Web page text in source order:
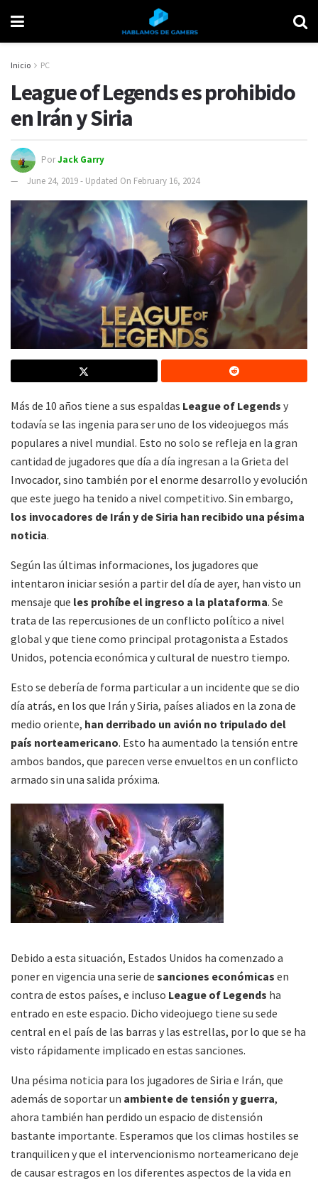
Inicio PC
League of Legends es prohibido
en Irán y Siria
PorJack Garry
June 24, 2019 - Updated On February 16, 2024
Más de 10 años tiene a sus espaldas League of Legends y
todavía se las ingenia para ser uno de los videojuegos más
populares a nivel mundial. Esto no solo se refleja en la gran
cantidad de jugadores que día a día ingresan a la Grieta del
Invocador, sino también por el enorme desarrollo y evolución
que este juego ha tenido a nivel competitivo. Sin embargo,
los invocadores de Irán y de Siria han recibido una pésima
noticia.
Según las últimas informaciones, los jugadores que
intentaron iniciar sesión a partir del día de ayer, han visto un
mensaje que les prohíbe el ingreso a la plataforma. Se
trata de las repercusiones de un conflicto político a nivel
global y que tiene como principal protagonista a Estados
Unidos, potencia económica y cultural de nuestro tiempo.
Esto se debería de forma particular a un incidente que se dio
día atrás, en los que Irán y Siria, países aliados en la zona de
medio oriente, han derribado un avión no tripulado del
país norteamericano. Esto ha aumentado la tensión entre
ambos bandos, que parecen verse envueltos en un conflicto
armado sin una salida próxima.
Debido a esta situación, Estados Unidos ha comenzado a
poner en vigencia una serie de sanciones económicas en
contra de estos países, e incluso League of Legends ha
entrado en este espacio. Dicho videojuego tiene su sede
central en el país de las barras y las estrellas, por lo que se ha
visto rápidamente implicado en estas sanciones.
Una pésima noticia para los jugadores de Siria e Irán, que
además de soportar un ambiente de tensión y guerra,
ahora también han perdido un espacio de distensión
bastante importante. Esperamos que los climas hostiles se
tranquilicen y que el intervencionismo norteamericano deje
de causar estragos en los diferentes aspectos de la vida en